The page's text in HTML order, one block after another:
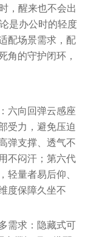
，醒来也不会出
是办公时的轻度
配场景需求，配
角的守护闭环，
六向回弹云感座
受力，避免压迫
弹支撑、透气不
不闷汗；第六代
量者易后仰、
度保障久坐不
需求：隐藏式可